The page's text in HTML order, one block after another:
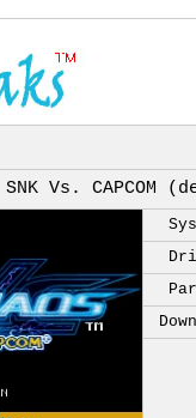
SNK Vs. CAPCOM